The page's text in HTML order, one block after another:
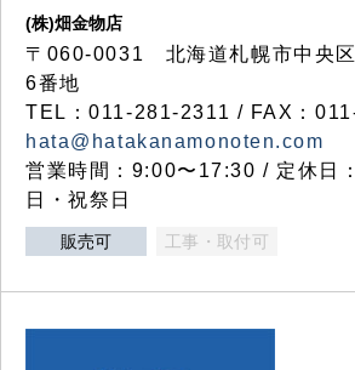
(株)畑金物店
〒060-0031 北海道札幌市中央区
6番地
TEL：011-281-2311 / FAX：
hata@hatakanamonoten.com
営業時間：9:00〜17:30 / 定休日
日・祝祭日
販売可 工事・取付可